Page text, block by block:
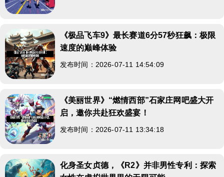
《极品飞车9》最长赛道6分57秒狂飙：极限
速度的巅峰体验
发布时间：2026-07-11 14:54:09
《美丽世界》“燃情西部”石家庄网吧盛大开
启，邀你共赴狂欢盛宴！
发布时间：2026-07-11 13:34:18
化身圣女贞德，《R2》并非男性专利：探索